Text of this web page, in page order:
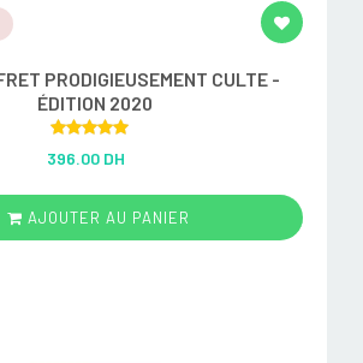
PRODIGIEUSEMENT CULTE -
ÉDITION 2020
out of 5
396.00 DH
AJOUTER AU PANIER